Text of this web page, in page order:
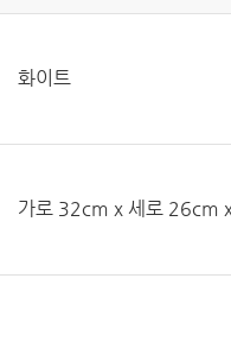
화이트
가로 32cm x 세로 26cm